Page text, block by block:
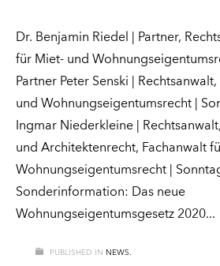
Dr. Benjamin Riedel | Partner,
für Miet- und
Partner Peter Senski |
und Wohnungseigentumsrecht |
Ingmar Niederkleine |
und Architektenrecht, Fachanwalt
Wohnungseigentumsrecht |
Sonderinformation: Das neue
Wohnungseigentumsgesetz 2020
PUBLISHED IN NEWS.